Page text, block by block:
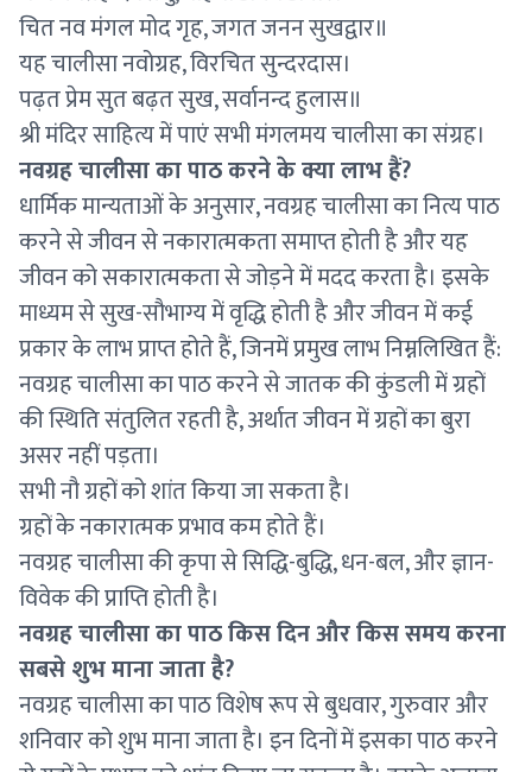
चित नव मंगल मोद गृह, जगत जनन सुखद्वार॥
यह चालीसा नवोग्रह, विरचित सुन्दरदास।
पढ़त प्रेम सुत बढ़त सुख, सर्वानन्द हुलास॥
श्री मंदिर साहित्य में पाएं सभी मंगलमय चालीसा का संग्रह।
नवग्रह चालीसा का पाठ करने के क्या लाभ हैं?
धार्मिक मान्यताओं के अनुसार, नवग्रह चालीसा का नित्य पाठ
करने से जीवन से नकारात्मकता समाप्त होती है और यह
जीवन को सकारात्मकता से जोड़ने में मदद करता है। इसके
माध्यम से सुख-सौभाग्य में वृद्धि होती है और जीवन में कई
प्रकार के लाभ प्राप्त होते हैं, जिनमें प्रमुख लाभ निम्नलिखित हैं:
नवग्रह चालीसा का पाठ करने से जातक की कुंडली में ग्रहों
की स्थिति संतुलित रहती है, अर्थात जीवन में ग्रहों का बुरा
असर नहीं पड़ता।
सभी नौ ग्रहों को शांत किया जा सकता है।
ग्रहों के नकारात्मक प्रभाव कम होते हैं।
नवग्रह चालीसा की कृपा से सिद्धि-बुद्धि, धन-बल, और ज्ञान-
विवेक की प्राप्ति होती है।
नवग्रह चालीसा का पाठ किस दिन और किस समय करना
सबसे शुभ माना जाता है?
नवग्रह चालीसा का पाठ विशेष रूप से बुधवार, गुरुवार और
शनिवार को शुभ माना जाता है। इन दिनों में इसका पाठ करने